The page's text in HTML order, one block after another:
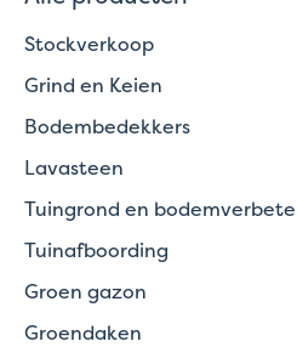
Stockverkoop
Grind en Keien
Bodembedekkers
Lavasteen
Tuingrond en
Tuinafboording
Groen gazon
Groendaken